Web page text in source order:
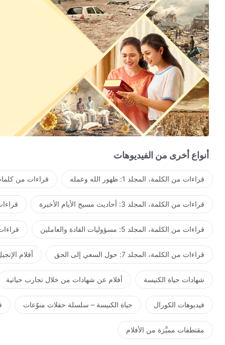
ملكوت المسيح هو بيتي الدَّافئ، هو عزيزٌ جدًّا على شعب الله.
كلام الله يسود في الكنيسة.
نعمل بحسب الحق ونبجِّل المسيح بصفته عظيمًا في قلوبنا.
لم يعد هناك صراعٌ داخليٌ ولا مكيدة، لا حاجة للدِّفاع أو الخوف.
المسيح هو مكان الرَّاحة لروح الإنسان،
لستُ بحاجة إلى السير على غير هدى بعد الآن.
3
ملكوت المسيح هو بيتي الدَّافئ، كلُّ شعب الله يعتز به.
هنا أختبر تجارب الله، وتُطَهَّر شخصيتي الفاسدة وتتغيَّر.
مسيح الأيّام الأخيرة، محبوبنا الجدير بالمحبة،
سنحبُّك ونسبِّحك إلى الأبد.
كلام الله هنا، وكذلك عمل الروح القدس.
ملكوت المسيح بيتٌ دافئ.
قصة نموِّ حياتي هنا، وكلامي الهادئ لله هنا أيضًا.
أنواع أخرى من الفيديوهات
قراءات من الكلمة، المجلد 1: ظهور الله وعمله قراءات من
قراءات من الكلمة، المجلد 3: أحاديث مسيح الأيام الأخيرة قراءات
قراءات من الكلمة، المجلد 5: مسؤوليات القادة والعاملين قراءات من
قراءات من الكلمة، المجلد 7: حول السعي إلى الحق أفلام
شهادات حياة الكنيسة أفلام عن شهادات من خلال تجارب حياتية
فيديوهات الكورال حياة الكنيسة – سلسلة حفلات منوّعات
مقتطفات مميَّزة من الأفلام